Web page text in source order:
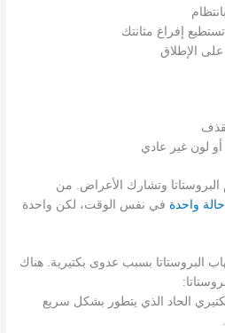
إفراغ مثانتك
الإطلاق
أو لون غير عادي
وتشارك الأعراض. من
واحدة في نفس الوقت، لكن واحدة
البروستاتا بسبب عدوى بكتيرية. هناك
الحاد الذي يتطور بشكل سريع